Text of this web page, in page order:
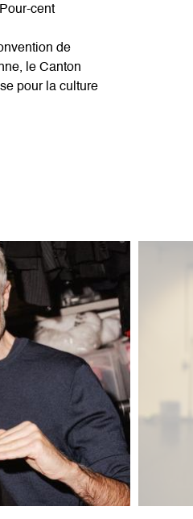
cent
de
le Canton
pour la culture